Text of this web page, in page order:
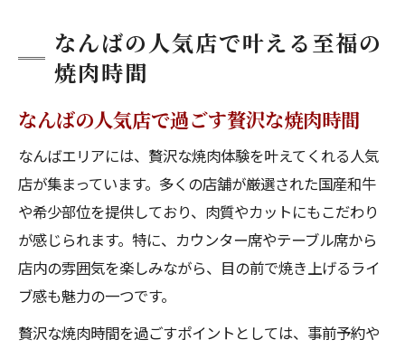
なんばの人気店で叶える至福の
焼肉時間
なんばの人気店で過ごす贅沢な焼肉時間
なんばエリアには、贅沢な焼肉体験を叶えてくれる人気
店が集まっています。多くの店舗が厳選された国産和牛
や希少部位を提供しており、肉質やカットにもこだわり
が感じられます。特に、カウンター席やテーブル席から
店内の雰囲気を楽しみながら、目の前で焼き上げるライ
ブ感も魅力の一つです。
贅沢な焼肉時間を過ごすポイントとしては、事前予約や